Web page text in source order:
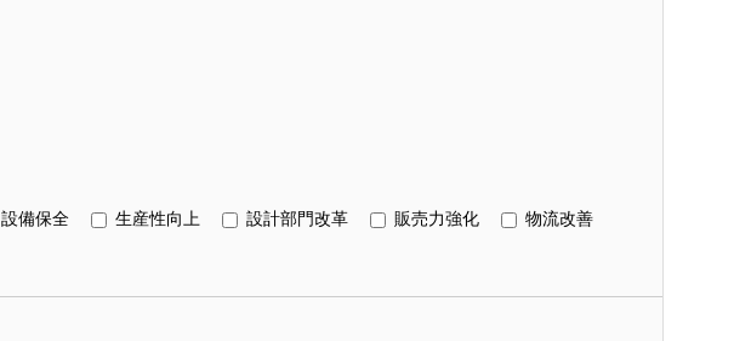
設備保全 生産性向上 設計部門改革 販売力強化
物流改善